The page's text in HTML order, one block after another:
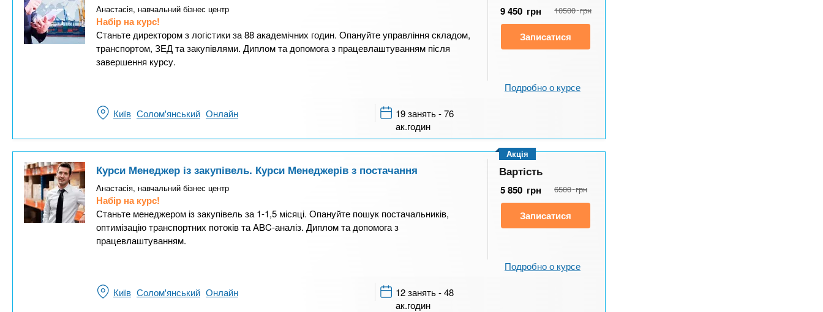
Анастасія, навчальний бізнес центр
Набір на курс!
Станьте директором з логістики за 88 академічних годин. Опануйте управління складом,
транспортом, ЗЕД та закупівлями. Диплом та допомога з працевлаштуванням після
завершення курсу.
9 450 грн 10500 грн
Записатися
Подробно о курсе
Київ Солом'янський Онлайн
19 занять - 76
ак.годин
Курси Менеджер із закупівель. Курси Менеджерів з постачання
Анастасія, навчальний бізнес центр
Набір на курс!
Станьте менеджером із закупівель за 1-1,5 місяці. Опануйте пошук постачальників,
оптимізацію транспортних потоків та ABC-аналіз. Диплом та допомога з
працевлаштуванням.
Акція
Вартість
5 850 грн 6500 грн
Записатися
Подробно о курсе
Київ Солом'янський Онлайн
12 занять - 48
ак.годин